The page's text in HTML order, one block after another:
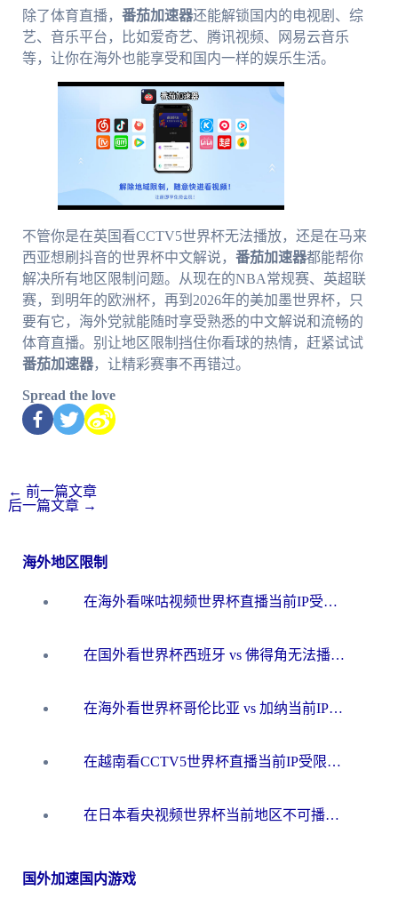
除了体育直播， 番茄加速器还能解锁国内的电视剧、综
艺、音乐平台，比如爱奇艺、腾讯视频、网易云音乐
等，让你在海外也能享受和国内一样的娱乐生活。
不管你是在英国看CCTV5世界杯无法播放，还是在马来
西亚想刷抖音的世界杯中文解说， 番茄加速器都能帮你
解决所有地区限制问题。从现在的NBA常规赛、英超联
赛，到明年的欧洲杯，再到2026年的美加墨世界杯，只
要有它，海外党就能随时享受熟悉的中文解说和流畅的
体育直播。别让地区限制挡住你看球的热情，赶紧试试
番茄加速器，让精彩赛事不再错过。
Spread the love
← 前一篇文章
后一篇文章 →
海外地区限制
在海外看咪咕视频世界杯直播当前IP受限制？这篇指南帮你搞定所有体育赛事观看难题
在国外看世界杯西班牙 vs 佛得角无法播放？这篇指南帮你解锁所有中文体育直播
在海外看世界杯哥伦比亚 vs 加纳当前IP受限制？这篇指南帮你流畅看中文解说赛事
在越南看CCTV5世界杯直播当前IP受限制？海外党体育观赛终极指南来了
在日本看央视频世界杯当前地区不可播放？海外党体育观赛终极指南
国外加速国内游戏